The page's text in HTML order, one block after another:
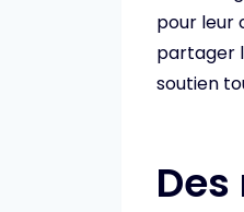
pour leur
partager
soutien